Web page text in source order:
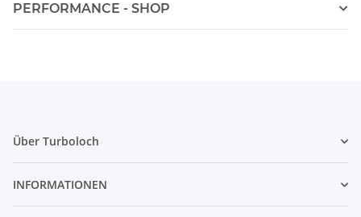
PERFORMANCE - SHOP
Über Turboloch
INFORMATIONEN